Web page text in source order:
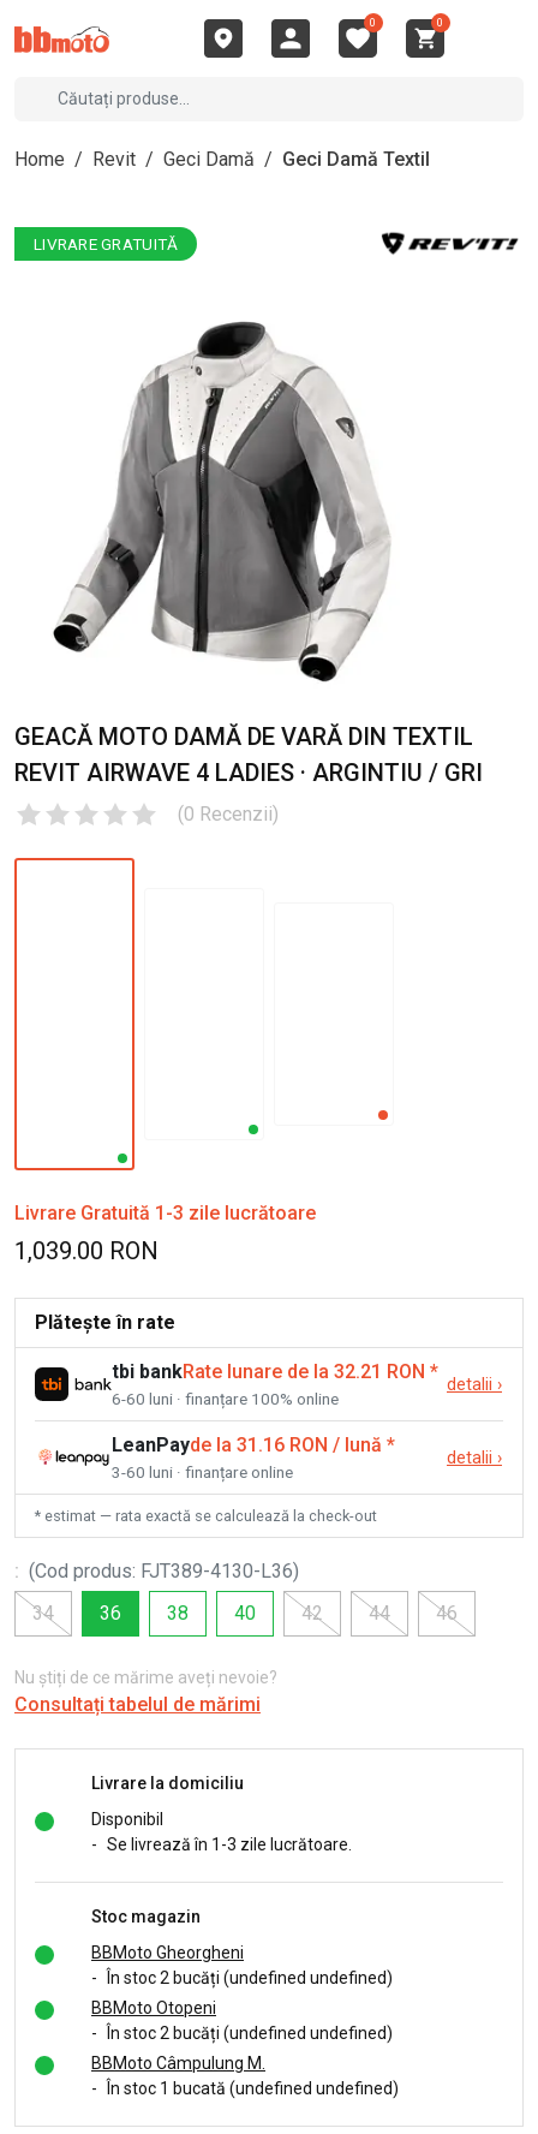
0 0
Home / Revit / Geci Damă / Geci Damă Textil
LIVRARE GRATUITĂ
GEACĂ MOTO DAMĂ DE VARĂ DIN TEXTIL
REVIT AIRWAVE 4 LADIES · ARGINTIU / GRI
(0 Recenzii)
Livrare Gratuită 1-3 zile lucrătoare
1,039.00 RON
Plătește în rate
tbi bankRate lunare de la 32.21 RON *
6-60 luni · finanțare 100% online
detalii ›
LeanPayde la 31.16 RON / lună *
3-60 luni · finanțare online
detalii ›
* estimat — rata exactă se calculează la check-out
: (Cod produs: FJT389-4130-L36)
34
36 38 40 42 44 46
Nu știți de ce mărime aveți nevoie?
Consultați tabelul de mărimi
Livrare la domiciliu
Disponibil
- Se livrează în 1-3 zile lucrătoare.
Stoc magazin
BBMoto Gheorgheni
-
În stoc 2 bucăți (undefined undefined)
BBMoto Otopeni
-
În stoc 2 bucăți (undefined undefined)
BBMoto Câmpulung M.
-
În stoc 1 bucată (undefined undefined)